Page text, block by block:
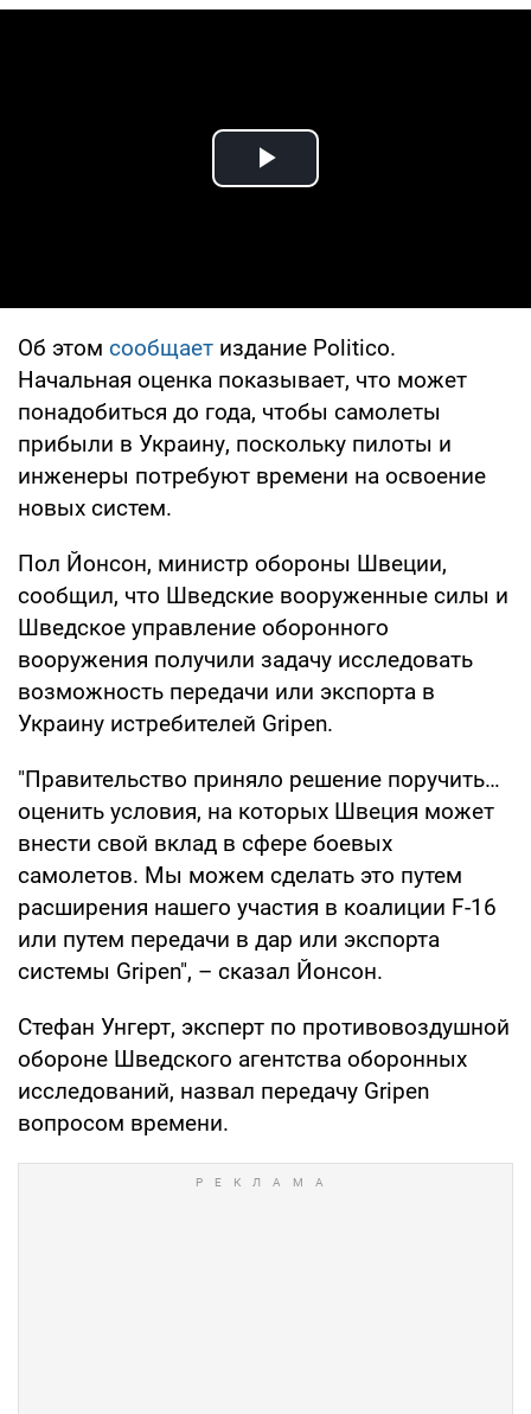
Play Video
Об этом сообщает издание Politico.
Начальная оценка показывает, что может
понадобиться до года, чтобы самолеты
прибыли в Украину, поскольку пилоты и
инженеры потребуют времени на освоение
новых систем.
Пол Йонсон, министр обороны Швеции,
сообщил, что Шведские вооруженные силы и
Шведское управление оборонного
вооружения получили задачу исследовать
возможность передачи или экспорта в
Украину истребителей Gripen.
"Правительство приняло решение поручить…
оценить условия, на которых Швеция может
внести свой вклад в сфере боевых
самолетов. Мы можем сделать это путем
расширения нашего участия в коалиции F-16
или путем передачи в дар или экспорта
системы Gripen", – сказал Йонсон.
Стефан Унгерт, эксперт по противовоздушной
обороне Шведского агентства оборонных
исследований, назвал передачу Gripen
вопросом времени.